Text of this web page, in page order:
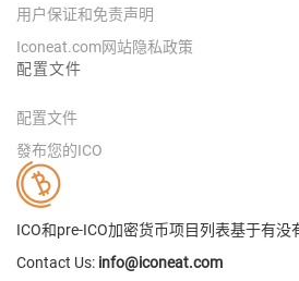
用户保证和免责声明
Iconeat.com网站隐私政策
配置文件
配置文件
發布您的ICO
ICO和pre-ICO加密货币项目列表基于有没
Contact Us: info@iconeat.com